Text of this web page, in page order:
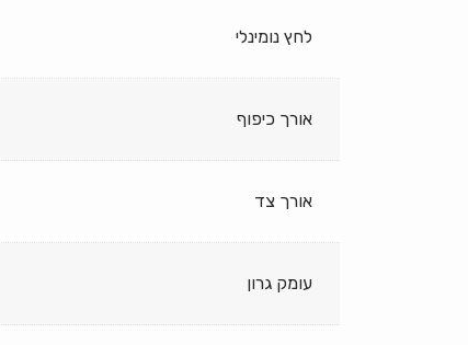
לחץ נומינלי
אורך כיפוף
אורך צד
עומק גרון